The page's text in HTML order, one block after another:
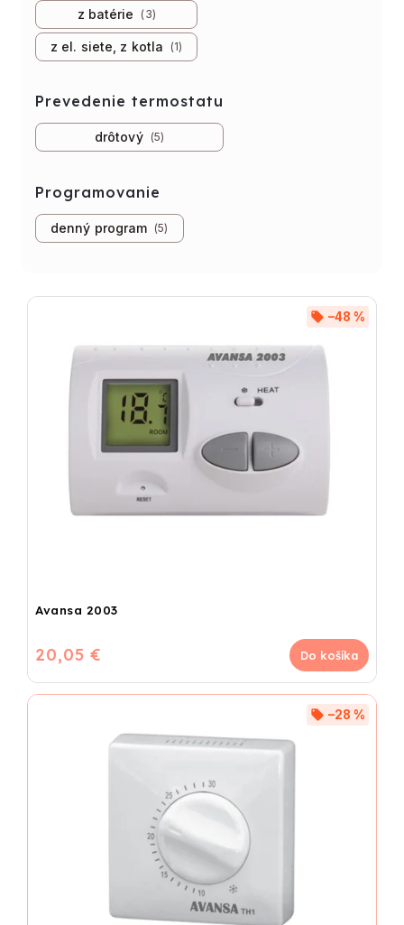
z batérie 3
z el. siete, z kotla 1
Prevedenie termostatu
drôtový 5
Programovanie
denný program 5
Avansa 2003
–48 %
20,05 € Do košíka
–28 %